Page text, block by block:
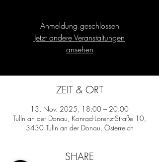
Anmeldung geschlossen
Jetzt andere Veranstaltungen
ansehen
ZEIT & ORT
13. Nov. 2025, 18:00 – 20:00
Tulln an der Donau, Konrad-Lorenz-Straße 10,
3430 Tulln an der Donau, Österreich
SHARE